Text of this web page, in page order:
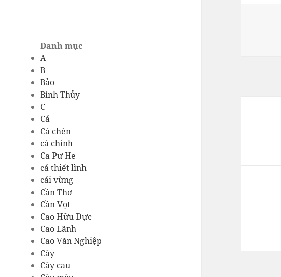
Danh mục
A
B
Bảo
Bình Thủy
C
Cá
Cá chèn
cá chình
Ca Pư He
cá thiết lình
cái vừng
Cần Thơ
Cần Vọt
Cao Hữu Dực
Cao Lãnh
Cao Văn Nghiệp
Cây
Cây cau